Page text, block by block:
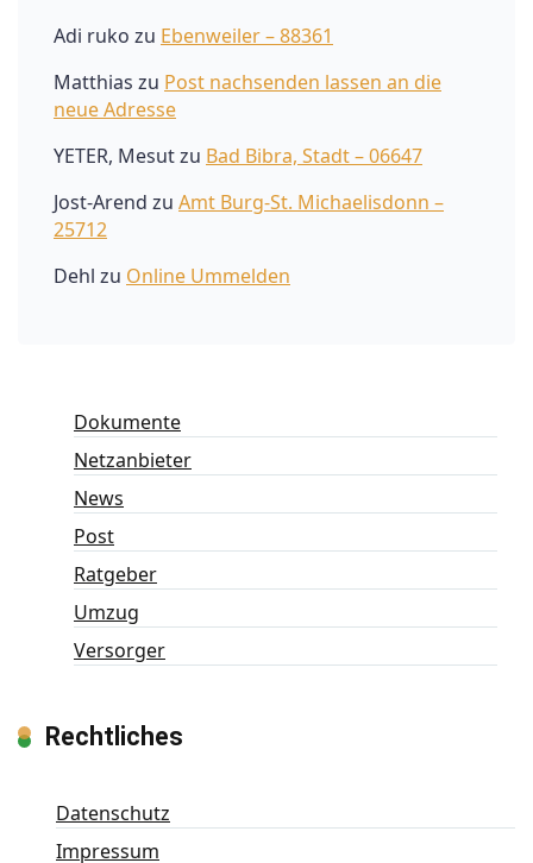
Adi ruko zu Ebenweiler – 88361
Matthias zu Post nachsenden lassen an die
neue Adresse
YETER, Mesutzu Bad Bibra, Stadt – 06647
Jost-Arend zu Amt Burg-St. Michaelisdonn –
25712
Dehl zu Online Ummelden
Dokumente
Netzanbieter
News
Post
Ratgeber
Umzug
Versorger
Rechtliches
Datenschutz
Impressum